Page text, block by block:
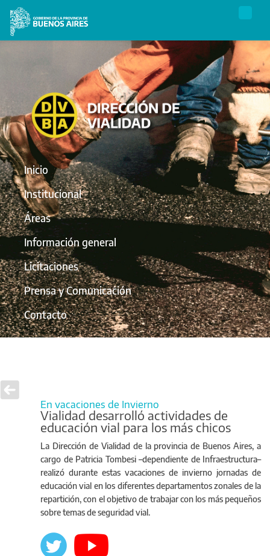
Inicio
Institucional
Áreas
Información general
Licitaciones
Prensa y Comunicación
Contacto
En vacaciones de Invierno
Vialidad desarrolló actividades de
educación vial para los más chicos
La Dirección de Vialidad de la provincia de Buenos Aires, a
cargo de Patricia Tombesi –dependiente de Infraestructura–
realizó durante estas vacaciones de invierno jornadas de
educación vial en los diferentes departamentos zonales de la
repartición, con el objetivo de trabajar con los más pequeños
sobre temas de seguridad vial.